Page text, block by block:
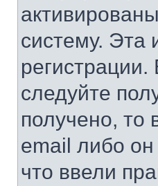
систему. Эта
следуйте
получено, то
email либо
что ввели